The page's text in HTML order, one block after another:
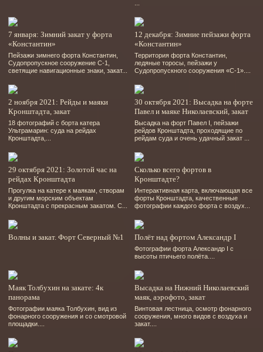
7 января: Зимний закат у форта
«Константин»
Пейзажи зимнего форта Константин,
Судопропускное сооружение С-1,
светящие навигационные знаки, закат...
12 декабря: Зимние пейзажи форта
«Константин»
Территория форта Константин,
ледяные торосы, пейзажи у
Судопропускного сооружения «С-1»....
2 ноября 2021: Рейды и маяки
Кронштадта, закат
18 фотографий с борта катера
Ультрамарин: суда на рейдах
Кронштадта,...
30 октября 2021: Высадка на форте
Павел и маяке Николаевский, закат
Высадка на форт Павел І, пейзажи
рейдов Кронштадта, проходящие по
рейдам суда и очень удачный закат ...
29 октября 2021: Золотой час на
рейдах Кронштадта
Прогулка на катере к маякам, створам
и другим морским объектам
Кронштадта с прекрасным закатом. С...
Сколько всего фортов в
Кронштадте?
Интерактивная карта, включающая все
форты Кронштадта, качественные
фотографии каждого форта с воздух...
Волны и закат. Форт Северный №1 Полёт над фортом Александр І
Фотографии форта Александр І с
высоты птичьего полёта....
Маяк Толбухин на закате: 4к
панорама
Фотографии маяка Толбухин, вид из
фонарного сооружения и со смотровой
площадки....
Высадка на Нижний Николаевский
маяк, аэрофото, закат
Винтовая лестница, осмотр фонарного
сооружения, много видов с воздуха и
закат....